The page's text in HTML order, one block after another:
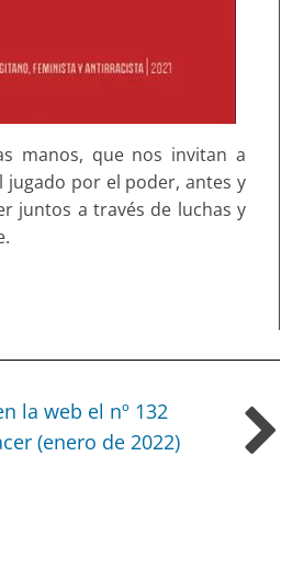
manos, que nos invitan a
jugado por el poder, antes y
juntos a través de luchas y
la web el nº 132
(enero de 2022)